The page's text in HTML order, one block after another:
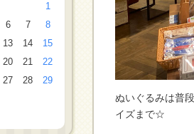
1
6 7
8
13 14
15
20 21
22
27 28
29
ぬいぐるみは普
イズまで☆